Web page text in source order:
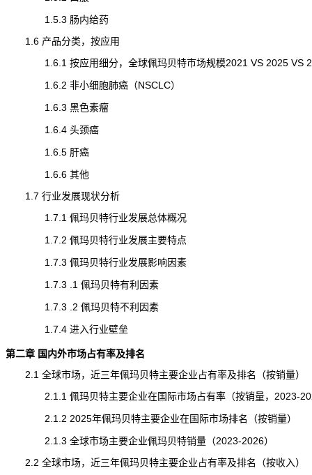
1.5.3 肠内给药
1.6 产品分类，按应用
1.6.1 按应用细分，全球佩玛贝特市场规模2021 VS 2025 VS
1.6.2 非小细胞肺癌（NSCLC）
1.6.3 黑色素瘤
1.6.4 头颈癌
1.6.5 肝癌
1.6.6 其他
1.7 行业发展现状分析
1.7.1 佩玛贝特行业发展总体概况
1.7.2 佩玛贝特行业发展主要特点
1.7.3 佩玛贝特行业发展影响因素
1.7.3 .1 佩玛贝特有利因素
1.7.3 .2 佩玛贝特不利因素
1.7.4 进入行业壁垒
第二章 国内外市场占有率及排名
2.1 全球市场，近三年佩玛贝特主要企业占有率及排名（按销量）
2.1.1 佩玛贝特主要企业在国际市场占有率（按销量，2023-
2.1.2 2025年佩玛贝特主要企业在国际市场排名（按销量）
2.1.3 全球市场主要企业佩玛贝特销量（2023-2026）
2.2 全球市场，近三年佩玛贝特主要企业占有率及排名（按收入）